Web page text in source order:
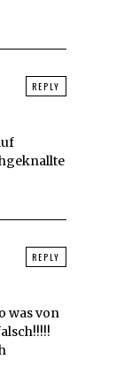
REPLY
was von
REPLY